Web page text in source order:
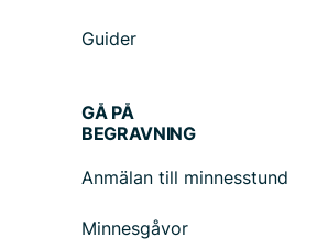
Guider
GÅ PÅ
BEGRAVNING
Anmälan till minnesstund
Minnesgåvor